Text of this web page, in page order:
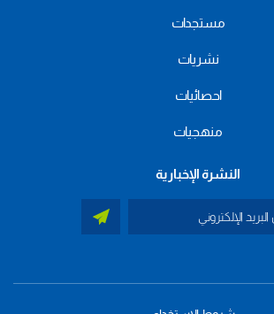
مستجدات
نشريات
احصائيات
منهجيات
النشرة الإخبارية